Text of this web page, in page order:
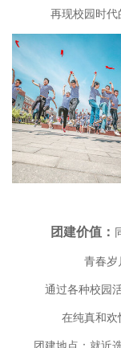
再现校园时代
团建价值：
青春岁
通过各种校园
在纯真和欢
团建地点：就近